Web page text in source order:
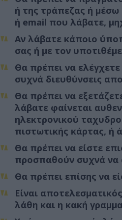
ή της τράπεζας ή
ή email που λάβατε,
Αν λάβατε κάποιο
σας ή με τον
Θα πρέπει να
συχνά διευθύνσεις
Θα πρέπει να
λάβατε φαίνεται
ηλεκτρονικού
πιστωτικής κάρτας, ή
Θα πρέπει να είστε
προσπαθούν συχνά να
Θα πρέπει επίσης να
Είναι
λάθη και η κακή